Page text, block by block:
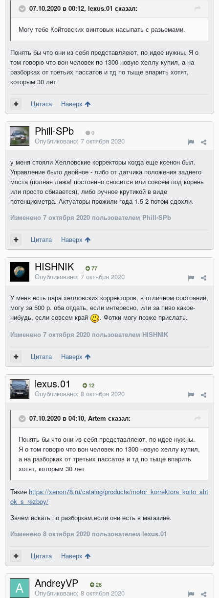
07.10.2020 в 00:12, lexus.01 сказал:
Могу тебе Койтовских винтовых насыпать с разьемами.
Понять бы что они из себя представляеют, по идее нужны. Я о
том говорю что вон человек по 1300 новую хеллу купил, а на
разборках от третьих пассатов и тд по тыще впарить хотят,
которым 30 лет
Цитата Наверх
Phill-SPb 0
Опубликовано: 7 октября 2020
у меня стояли Хелловские корректоры когда еще ксенон был.
Управление было двойное - либо от датчика положения заднего
моста (полная лажа! постоянно сносится или совсем под корень
или просто сбивается), либо ручное крутикой в виде
потенциометра. Актуаторы прожили года 1.5-2 потом сдохли.
Изменено 7 октября 2020 пользователем Phill-SPb
Цитата Наверх
HISHNIK 77
Опубликовано: 7 октября 2020
У меня есть пара хелловских корректоров, в отличном состоянии,
могу за 500 р. оба отдать, если интересно, или за пиво какое-
нибудь, если совсем край
. Фотки могу позже прислать.
Изменено 7 октября 2020 пользователем HISHNIK
Цитата Наверх
lexus.01 12
Опубликовано: 8 октября 2020
07.10.2020 в 04:10, Artem сказал:
Понять бы что они из себя представляеют, по идее нужны.
Я о том говорю что вон человек по 1300 новую хеллу купил,
а на разборках от третьих пассатов и тд по тыще впарить
хотят, которым 30 лет
Такие https://xenon78.ru/catalog/products/motor_korrektora_koito_sht
ok_s_rezboy/
Зачем искать по разборкам,если они есть в магазине.
Изменено 8 октября 2020 пользователем lexus.01
Цитата Наверх
AndreyVP 28
Опубликовано: 8 октября 2020